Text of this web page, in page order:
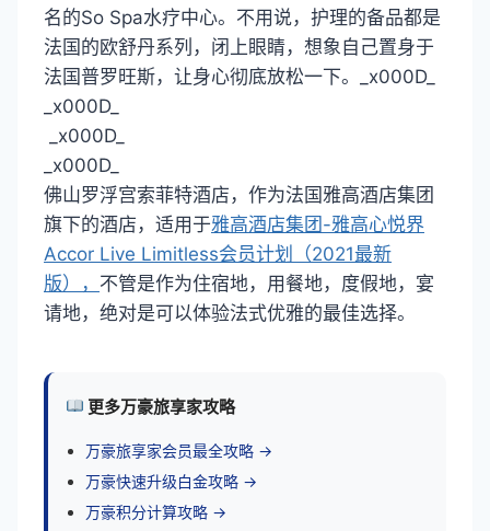
名的So Spa水疗中心。不用说，护理的备品都是
法国的欧舒丹系列，闭上眼睛，想象自己置身于
法国普罗旺斯，让身心彻底放松一下。_x000D_
_x000D_
_x000D_
_x000D_
佛山罗浮宫索菲特酒店，作为法国雅高酒店集团
旗下的酒店，适用于雅高酒店集团-雅高心悦界
Accor Live Limitless会员计划（2021最新
版）， 不管是作为住宿地，用餐地，度假地，宴
请地，绝对是可以体验法式优雅的最佳选择。
更多万豪旅享家攻略
万豪旅享家会员最全攻略 →
万豪快速升级白金攻略 →
万豪积分计算攻略 →